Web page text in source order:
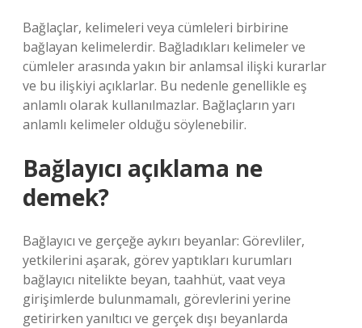
Bağlaçlar, kelimeleri veya cümleleri birbirine
bağlayan kelimelerdir. Bağladıkları kelimeler ve
cümleler arasında yakın bir anlamsal ilişki kurarlar
ve bu ilişkiyi açıklarlar. Bu nedenle genellikle eş
anlamlı olarak kullanılmazlar. Bağlaçların yarı
anlamlı kelimeler olduğu söylenebilir.
Bağlayıcı açıklama ne
demek?
Bağlayıcı ve gerçeğe aykırı beyanlar: Görevliler,
yetkilerini aşarak, görev yaptıkları kurumları
bağlayıcı nitelikte beyan, taahhüt, vaat veya
girişimlerde bulunmamalı, görevlerini yerine
getirirken yanıltıcı ve gerçek dışı beyanlarda